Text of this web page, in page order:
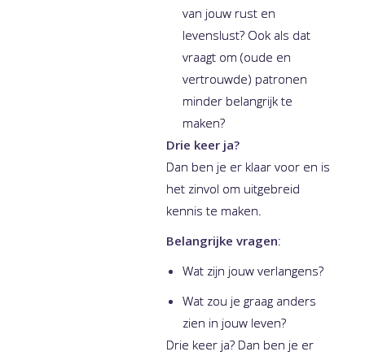
van jouw rust en
levenslust? Ook als dat
vraagt om (oude en
vertrouwde) patronen
minder belangrijk te
maken?
Drie keer ja?
Dan ben je er klaar voor en is
het zinvol om uitgebreid
kennis te maken.
Belangrijke vragen:
Wat zijn jouw verlangens?
Wat zou je graag anders
zien in jouw leven?
Drie keer ja? Dan ben je er